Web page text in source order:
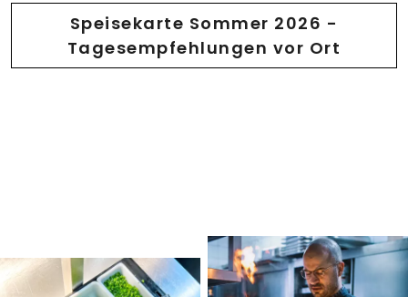
Speisekarte Sommer 2026 -
Tagesempfehlungen vor Ort